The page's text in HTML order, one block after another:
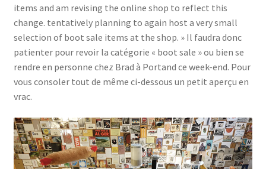
items and am revising the online shop to reflect this
change. tentatively planning to again host a very small
selection of boot sale items at the shop. » Il faudra donc
patienter pour revoir la catégorie « boot sale » ou bien se
rendre en personne chez Brad à Portand ce week-end. Pour
vous consoler tout de même ci-dessous un petit aperçu en
vrac.